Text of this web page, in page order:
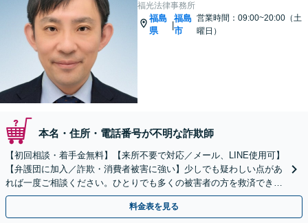
福光法律事務所
福島
県
|
福島
市
営業時間：09:00~20:00（土
曜日）
本名・住所・電話番号が不明な詐欺師
【初回相談・着手金無料】【来所不要で対応／メール、LINE使用可】
【弁護団に加入／詐欺・消費者被害に強い】少しでも疑わしい点があ
れば一度ご相談ください。ひとりでも多くの被害者の方を救済できる
よう全力でサポートします【休日・夜間相談可】
料金表を見る